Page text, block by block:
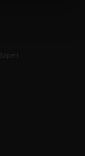
dei dati web,
combinarle